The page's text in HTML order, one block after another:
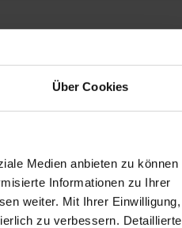
Über Cookies
Medien anbieten zu können
Informationen zu Ihrer
weiter. Mit Ihrer Einwilligung,
zu verbessern. Detaillierte